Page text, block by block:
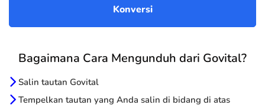
Bagaimana Cara Mengunduh dari Govital?
Salin tautan Govital
Tempelkan tautan yang Anda salin di bidang di atas